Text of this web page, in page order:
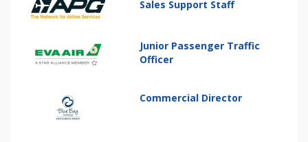
Sales Support Staff
Junior Passenger Traffic
Officer
Commercial Director